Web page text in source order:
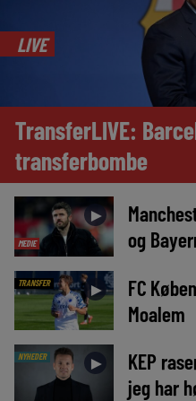
LIVE
TransferLIVE:
transferbombe
MEDIE
►
og
TRANSFER ►
FC
Moalem
NYHEDER ►
KEP
jeg har